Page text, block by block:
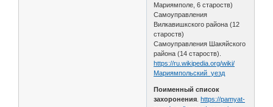
Мариямполе, 6 староств)
Самоуправления
Вилкавишкского района (12
староств)
Самоуправления Шакяйского
района (14 староств).
https://ru.wikipedia.org/wiki/
Мариямпольский_уезд
Поименный список
захоронения .https://pamyat-